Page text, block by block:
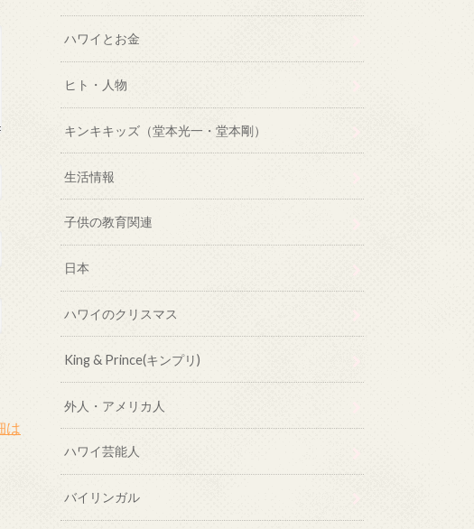
は
ハワイとお金
ヒト・人物
キンキキッズ（堂本光一・堂本剛）
生活情報
子供の教育関連
日本
ハワイのクリスマス
King & Prince(キンプリ)
外人・アメリカ人
ハワイ芸能人
バイリンガル